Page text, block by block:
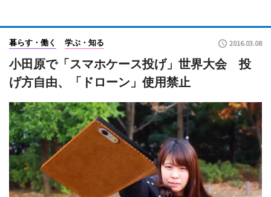
暮らす・働く 学ぶ・知る 2016.03.08
小田原で「スマホケース投げ」世界大会 投
げ方自由、「ドローン」使用禁止